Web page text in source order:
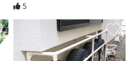
5